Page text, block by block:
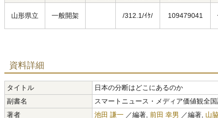
山形県立 一般開架 /312.1/ｲｹ/ 109479041
資料詳細
タイトル
日本の分断はどこにあるのか
副書名
スマートニュース・メディア価値観全
著者
池田 謙一 ／編著, 前田 幸男 ／編著, 山